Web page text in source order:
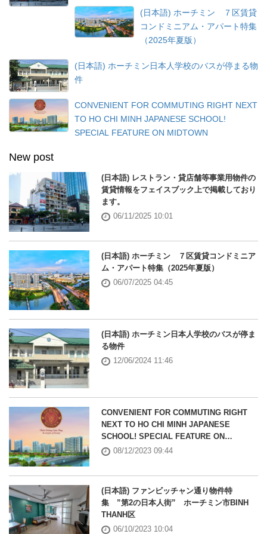
(日本語) ホーチミン ７区賃貸
コンドミニアム・アパート特集
（2025年夏版）
(日本語) ホーチミン日本人学校のバスが停まる物
件
CONVENIENT FOR COMMUTING RIGHT NEXT
TO HO CHI MINH JAPANESE SCHOOL!
SPECIAL FEATURE ON MIDTOWN
New post
(日本語) レストラン・貸店舗等事業用物件の
賃貸情報をフェイスブック上で掲載しており
ます。
06/11/2025 10:01
(日本語) ホーチミン ７区賃貸コンドミニア
ム・アパート特集（2025年夏版）
06/07/2025 04:45
(日本語) ホーチミン日本人学校のバスが停ま
る物件
12/06/2024 11:46
CONVENIENT FOR COMMUTING RIGHT
NEXT TO HO CHI MINH JAPANESE
SCHOOL! SPECIAL FEATURE ON
MIDTOWN
08/12/2023 09:44
(日本語) ファンビッチャン通り物件特
集 ”第2の日本人街” ホーチミン市BINH
THANH区
06/10/2023 10:04